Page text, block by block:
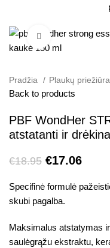
Click to enlarge
Pradžia Plaukų priežiūra
Back to products
PBF WondHer
atstatanti ir
€18.95 €17.06
Specifinė formulė
skubi pagalba.
Maksimalus atstatymas
saulėgrąžu ekstraktu,